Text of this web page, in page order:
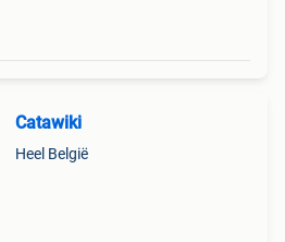
Catawiki
Heel België